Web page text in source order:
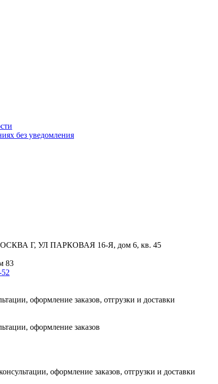
без уведомления
МОСКВА Г, УЛ ПАРКОВАЯ 16-Я, дом 6, кв. 45
83
оформление заказов, отгрузки и доставки
оформление заказов
оформление заказов, отгрузки и доставки